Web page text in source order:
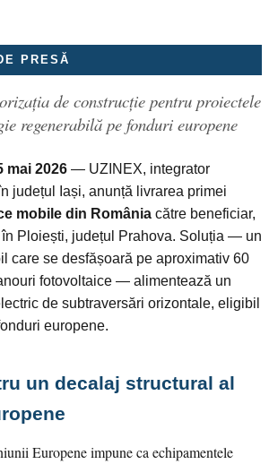
PRESĂ
de construcție pentru proiectele
regenerabilă pe fonduri europene
mai 2026 — UZINEX, integrator
județul Iași, anunță livrarea primei
mobile din România către beneficiar,
Ploiești, județul Prahova. Soluția — un
care se desfășoară pe aproximativ 60
fotovoltaice — alimentează un
de subtraversări orizontale, eligibil
europene.
un decalaj structural al
Europene impune ca echipamentele